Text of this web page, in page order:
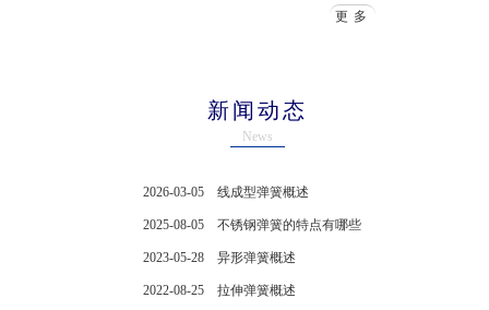
更多
新闻动态
News
2026-03-05 线成型弹簧概述
2025-08-05 不锈钢弹簧的特点有哪些
2023-05-28 异形弹簧概述
2022-08-25 拉伸弹簧概述